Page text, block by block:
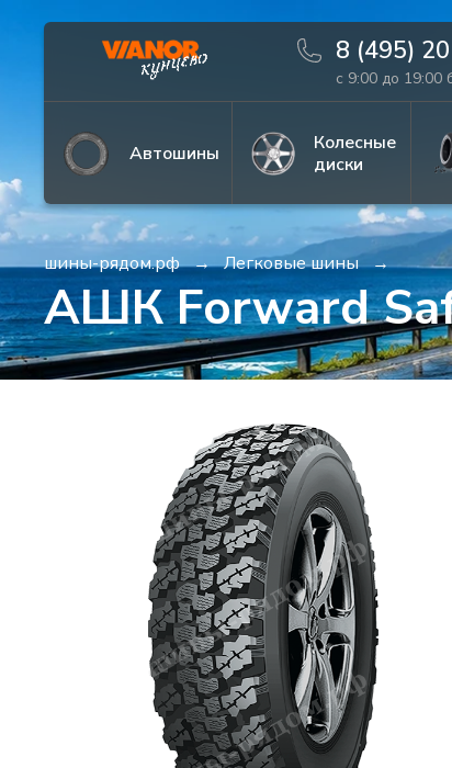
8 (495)
с 9:00 до 19:00
Автошины
Колесные
диски
шины-рядом.рф Легковые шины
АШК Forward
Информация Фото